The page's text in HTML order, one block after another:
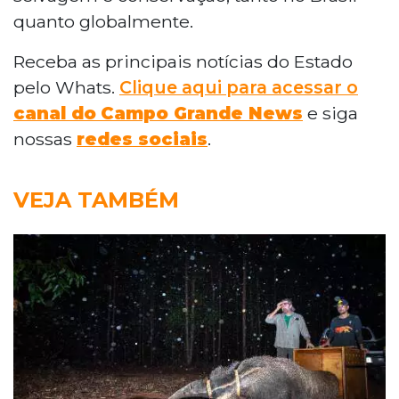
quanto globalmente.
Receba as principais notícias do Estado
pelo Whats. Clique aqui para acessar o
canal do Campo Grande News e siga
nossas redes sociais.
VEJA TAMBÉM